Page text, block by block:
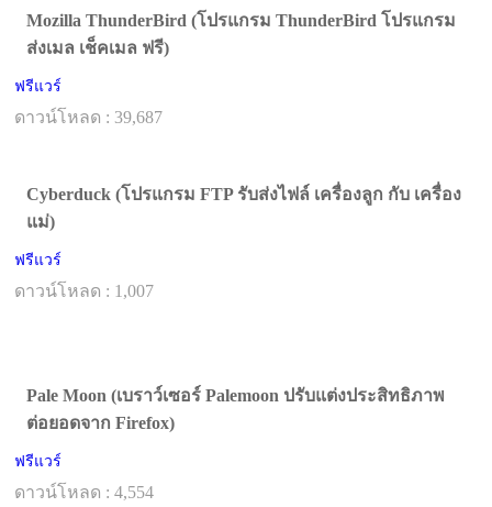
Mozilla ThunderBird (โปรแกรม ThunderBird โปรแกรม
ส่งเมล เช็คเมล ฟรี)
ฟรีแวร์
ดาวน์โหลด : 39,687
Cyberduck (โปรแกรม FTP รับส่งไฟล์ เครื่องลูก กับ เครื่อง
แม่)
ฟรีแวร์
ดาวน์โหลด : 1,007
Pale Moon (เบราว์เซอร์ Palemoon ปรับแต่งประสิทธิภาพ
ต่อยอดจาก Firefox)
ฟรีแวร์
ดาวน์โหลด : 4,554